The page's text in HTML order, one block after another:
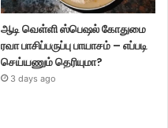
ஆடி வெள்ளி ஸ்பெஷல் கோதுமை
ரவா பாசிப்பருப்பு பாயாசம் – எப்படி
செய்யணும் தெரியுமா?
3 days ago